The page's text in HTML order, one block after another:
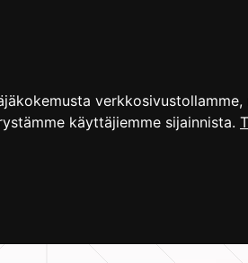
käyttäjiemme sijainnista.